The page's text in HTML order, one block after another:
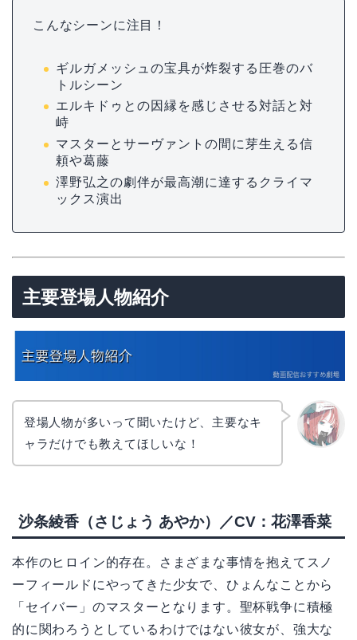
こんなシーンに注目！
ギルガメッシュの宝具が炸裂する圧巻のバ
トルシーン
エルキドゥとの因縁を感じさせる対話と対
峙
マスターとサーヴァントの間に芽生える信
頼や葛藤
澤野弘之の劇伴が最高潮に達するクライマ
ックス演出
主要登場人物紹介
登場人物が多いって聞いたけど、主要なキ
ャラだけでも教えてほしいな！
沙条綾香（さじょう あやか）／CV：花澤香菜
本作のヒロイン的存在。さまざまな事情を抱えてスノ
ーフィールドにやってきた少女で、ひょんなことから
「セイバー」のマスターとなります。聖杯戦争に積極
的に関わろうとしているわけではない彼女が、強大な